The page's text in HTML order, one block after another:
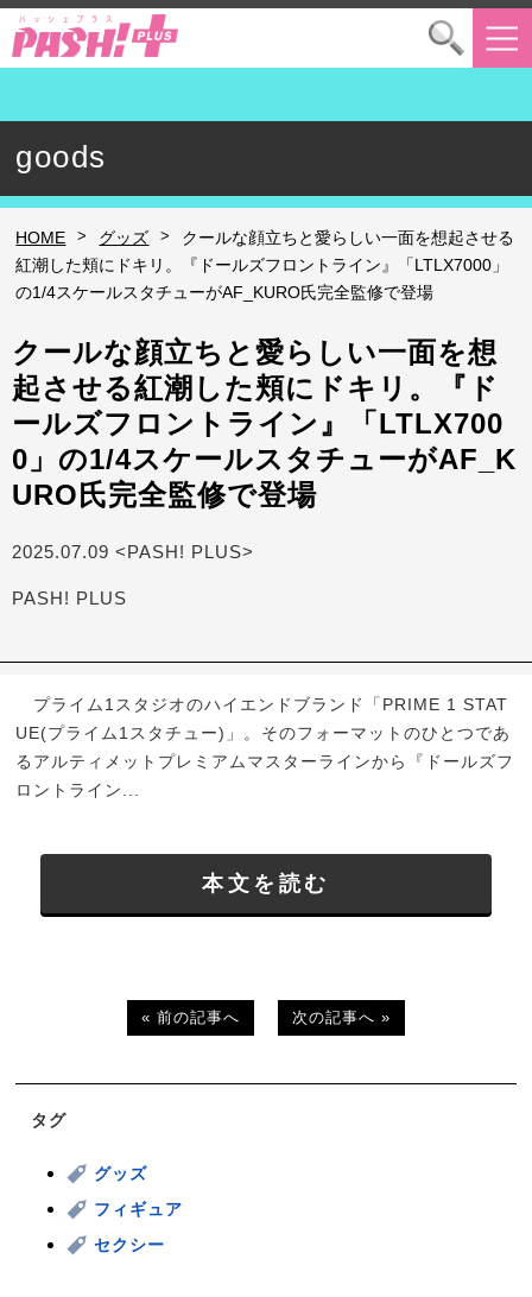
goods
HOME > グッズ >
クールな顔立ちと愛らしい一面を想起させる
紅潮した頬にドキリ。『ドールズフロントライン』「LTLX7000」
の1/4スケールスタチューがAF_KURO氏完全監修で登場
クールな顔立ちと愛らしい一面を想
起させる紅潮した頬にドキリ。『ド
ールズフロントライン』「LTLX700
0」の1/4スケールスタチューがAF_K
URO氏完全監修で登場
2025.07.09 <PASH! PLUS>
PASH! PLUS
プライム1スタジオのハイエンドブランド「PRIME 1 STAT
UE(プライム1スタチュー)」。そのフォーマットのひとつであ
るアルティメットプレミアムマスターラインから『ドールズフ
ロントライン...
本文を読む
« 前の記事へ 次の記事へ »
タグ
グッズ
フィギュア
セクシー